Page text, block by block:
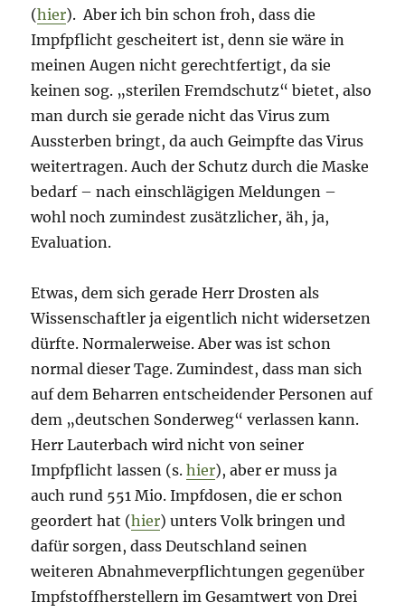
(hier). Aber ich bin schon froh, dass die
Impfpflicht gescheitert ist, denn sie wäre in
meinen Augen nicht gerechtfertigt, da sie
keinen sog. „sterilen Fremdschutz“ bietet, also
man durch sie gerade nicht das Virus zum
Aussterben bringt, da auch Geimpfte das Virus
weitertragen. Auch der Schutz durch die Maske
bedarf – nach einschlägigen Meldungen –
wohl noch zumindest zusätzlicher, äh, ja,
Evaluation.
Etwas, dem sich gerade Herr Drosten als
Wissenschaftler ja eigentlich nicht widersetzen
dürfte. Normalerweise. Aber was ist schon
normal dieser Tage. Zumindest, dass man sich
auf dem Beharren entscheidender Personen auf
dem „deutschen Sonderweg“ verlassen kann.
Herr Lauterbach wird nicht von seiner
Impfpflicht lassen (s.hier), aber er muss ja
auch rund 551 Mio. Impfdosen, die er schon
geordert hat (hier) unters Volk bringen und
dafür sorgen, dass Deutschland seinen
weiteren Abnahmeverpflichtungen gegenüber
Impfstoffherstellern im Gesamtwert von Drei